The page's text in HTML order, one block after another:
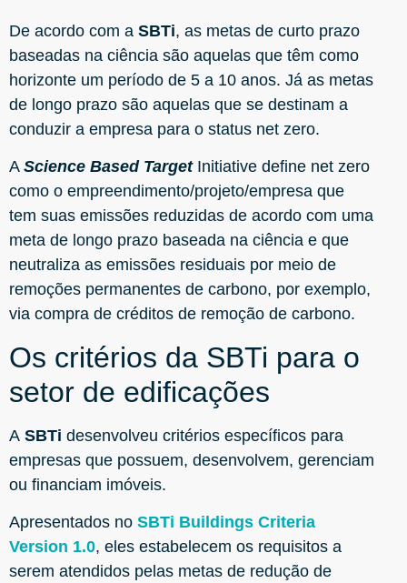
De acordo com a SBTi, as metas de curto prazo
baseadas na ciência são aquelas que têm como
horizonte um período de 5 a 10 anos. Já as metas
de longo prazo são aquelas que se destinam a
conduzir a empresa para o status net zero.
A Science Based Target Initiative define net zero
como o empreendimento/projeto/empresa que
tem suas emissões reduzidas de acordo com uma
meta de longo prazo baseada na ciência e que
neutraliza as emissões residuais por meio de
remoções permanentes de carbono, por exemplo,
via compra de créditos de remoção de carbono.
Os critérios da SBTi para o
setor de edificações
A SBTi desenvolveu critérios específicos para
empresas que possuem, desenvolvem, gerenciam
ou financiam imóveis.
Apresentados no SBTi Buildings Criteria
Version 1.0, eles estabelecem os requisitos a
serem atendidos pelas metas de redução de